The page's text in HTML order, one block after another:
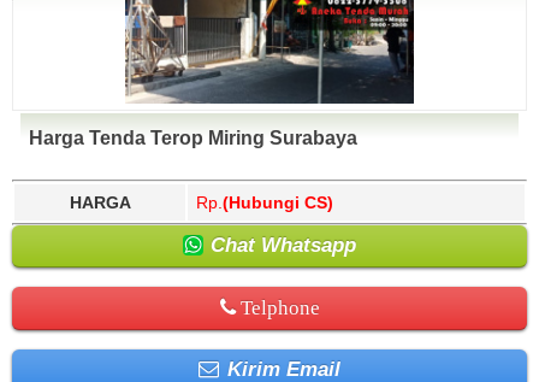
Harga Tenda Terop Miring Surabaya
HARGA Rp. (Hubungi CS)
Chat Whatsapp
Telphone
Kirim Email